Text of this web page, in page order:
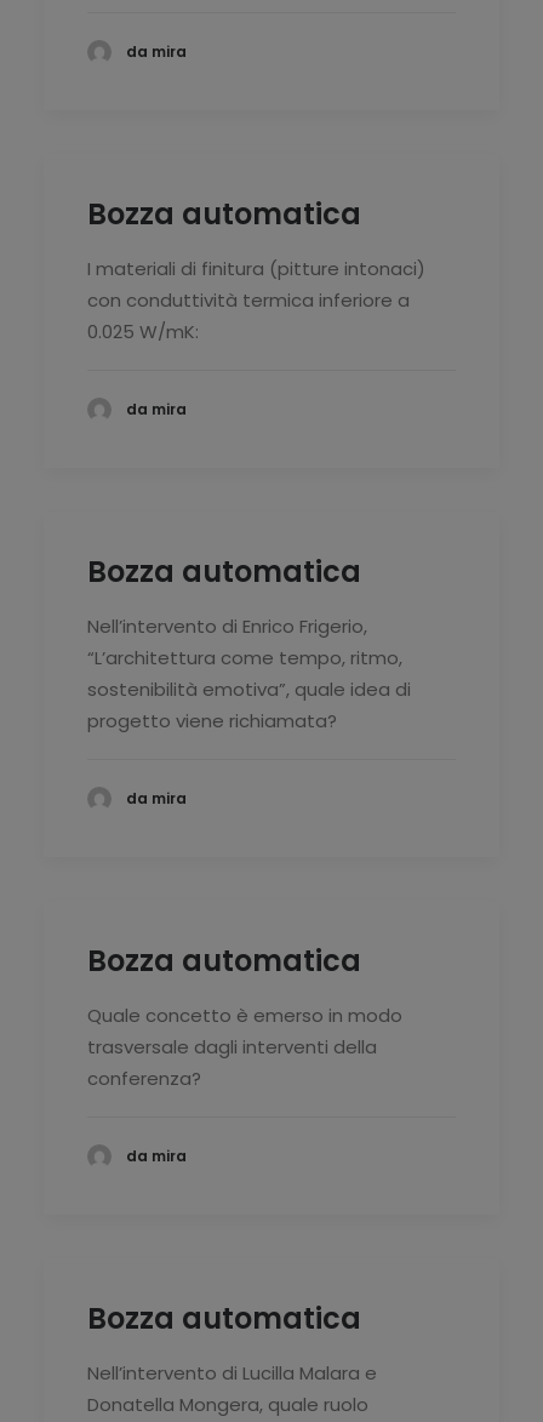
da mira
Bozza automatica
I materiali di finitura (pitture intonaci)
con conduttività termica inferiore a
0.025 W/mK:
da mira
Bozza automatica
Nell’intervento di Enrico Frigerio,
“L’architettura come tempo, ritmo,
sostenibilità emotiva”, quale idea di
progetto viene richiamata?
da mira
Bozza automatica
Quale concetto è emerso in modo
trasversale dagli interventi della
conferenza?
da mira
Bozza automatica
Nell’intervento di Lucilla Malara e
Donatella Mongera, quale ruolo